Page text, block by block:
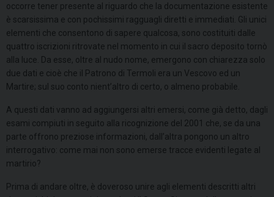
occorre tener presente al riguardo che la documentazione esistente
è scarsissima e con pochissimi ragguagli diretti e immediati. Gli unici
elementi che consentono di sapere qualcosa, sono costituiti dalle
quattro iscrizioni ritrovate nel momento in cui il sacro deposito tornò
alla luce. Da esse, oltre al nudo nome, emergono con chiarezza solo
due dati e cioè che il Patrono di Termoli era un Vescovo ed un
Martire; sul suo conto nient’altro di certo, o almeno probabile.
A questi dati vanno ad aggiungersi altri emersi, come già detto, dagli
esami compiuti in seguito alla ricognizione del 2001 che, se da una
parte offrono preziose informazioni, dall’altra pongono un altro
interrogativo: come mai non sono emerse tracce evidenti legate al
martirio?
Prima di andare oltre, è doveroso unire agli elementi descritti altri